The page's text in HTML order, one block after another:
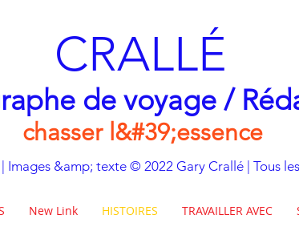
CRALLÉ
de voyage /
chasser l&#39;essence
Images &amp; texte © 2022 Gary Crallé | Tous
New Link HISTOIRES TRAVAILLER AVEC